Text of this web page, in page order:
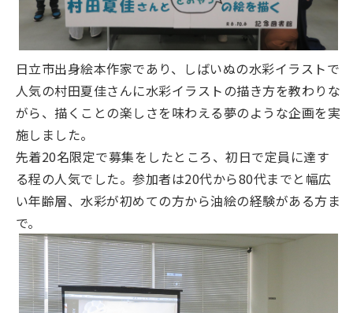
日立市出身絵本作家であり、しばいぬの水彩イラストで
人気の村田夏佳さんに水彩イラストの描き方を教わりな
がら、描くことの楽しさを味わえる夢のような企画を実
施しました。
先着20名限定で募集をしたところ、初日で定員に達す
る程の人気でした。参加者は20代から80代までと幅広
い年齢層、水彩が初めての方から油絵の経験がある方ま
で。